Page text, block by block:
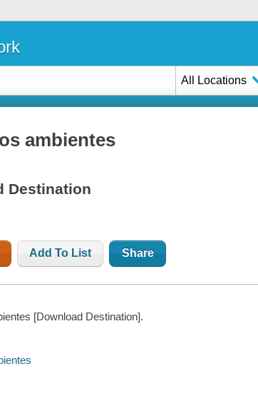
All Locations
ambientes
Destination
Add To List Share
[Download Destination].